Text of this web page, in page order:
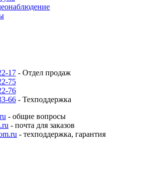
17 - Отдел продаж
75
76
66 - Техподдержка
- общие вопросы
- почта для заказов
- техподдержка, гарантия